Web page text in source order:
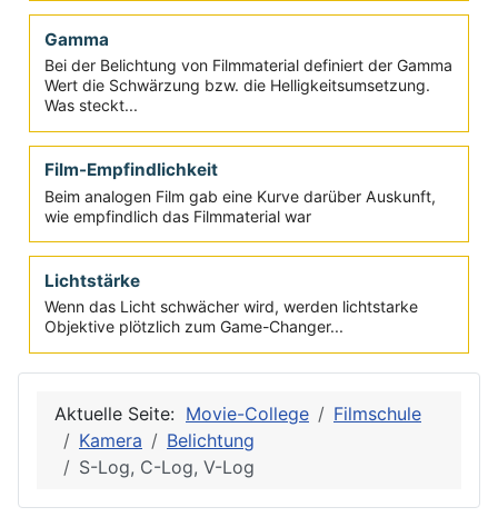
Wie genau funktioniert eigentlich die richtige Belichtung
von Kamerasensoren oder analogem Film? Eine
Einführung...
Blende
Ohne sie wäre es kaum möglich, Filme oder Fotos zu
belichten. Wie sie funktioniert und was dahinter steckt...
Gamma
Bei der Belichtung von Filmmaterial definiert der Gamma
Wert die Schwärzung bzw. die Helligkeitsumsetzung.
Was steckt...
Beim analogen Film gab eine Kurve darüber Auskunft,
wie empfindlich das Filmmaterial war